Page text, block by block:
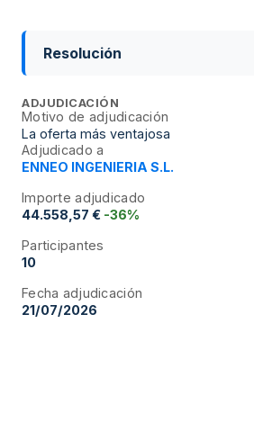
Resolución
ADJUDICACIÓN
Motivo de adjudicación
La oferta más ventajosa
Adjudicado a
ENNEO INGENIERIA S.L.
Importe adjudicado
44.558,57 € -36%
Participantes
10
Fecha adjudicación
21/07/2026